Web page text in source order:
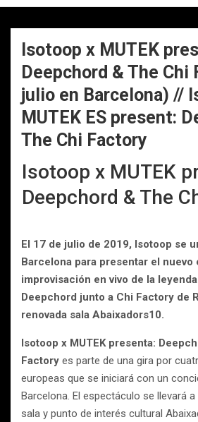
Isotoop x MUTEK
Deepchord & The Chi
julio en Barcelona) //
MUTEK ES present:
The Chi Factory
Isotoop x MUTEK
Deepchord & The
El 17 de julio de 2019, Isotoop se
Barcelona para presentar el nuevo
improvisación en vivo de la
Deepchord junto a Chi Factory de
renovada sala Abaixadors10.
Isotoop x MUTEK presenta:
Factory es parte de una gira por
europeas que se iniciará con un
Barcelona. El espectáculo se llevará
sala y punto de interés cultural